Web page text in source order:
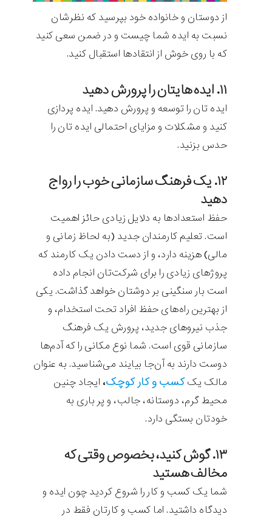
از دوستان و خانواده خود بپرسید که نظرشان
نسبت به ایده شما چیست و در ضمن سعی کنید
که با روی خوش از انتقادها استقبال کنید.
۱۱. ایده هایتان را پرورش دهید
ایده تان را توسعه و پرورش دهید. ایده پردازی
کنید و مشکلات و مزایای احتمالی ایده تان را
حدس بزنید.
۱۲. یک فرهنگ سازمانی خوب را رواج
دهید
حفظ استعدادها به دلایل زیادی حائز اهمیت
است. تعلیم کارمندان جدید (به لحاظ زمانی و
مالی) هزینه دارد، و از دست دادن یک کارمند که
پروژ‌های زیادی را برای شرکت‌تان انجام داده
است بار سنگینی بر دوشتان خواهد گذاشت. یکی
از بهترین راه‌های حفظ افراد تحت استخدام، و
جذب نیروهای جدید، پرورش یک فرهنگ
سازمانی قوی است. شما نوع مکانی را که آدم‌ها
دوست دارند به آن‌جا بیایند می‌شناسید. به عنوان
مالک یککسب و کار کوچک، ایجاد چنین
محیط گرم، دوستانه، جالب، و پر باری به
خودتان بستگی دارد.
۱۳. گوش کنید، بخصوص وقتی که
مخالف هستید
شما یک کسب و کار را شروع کردید چون ایده و
دیدگاه داشتید. اما کسب و کارتان فقط در